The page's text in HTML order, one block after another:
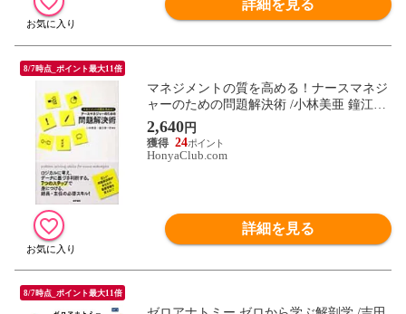
詳細を見る
8/7時点_ポイント最大11倍
マネジメントの質を高める！ナースマネジ
ャーのための問題解決術 /小林美亜 鐘江康
一郎
2,640円
24
HonyaClub.com
詳細を見る
8/7時点_ポイント最大11倍